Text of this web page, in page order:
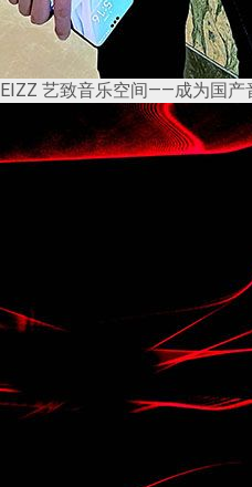
EIZZ 艺致音乐空间——成为国产